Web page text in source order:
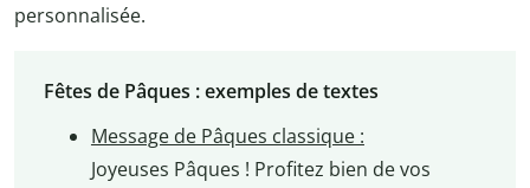
personnalisée.
Fêtes de Pâques : exemples de textes
Message de Pâques classique :
Joyeuses Pâques ! Profitez bien de vos